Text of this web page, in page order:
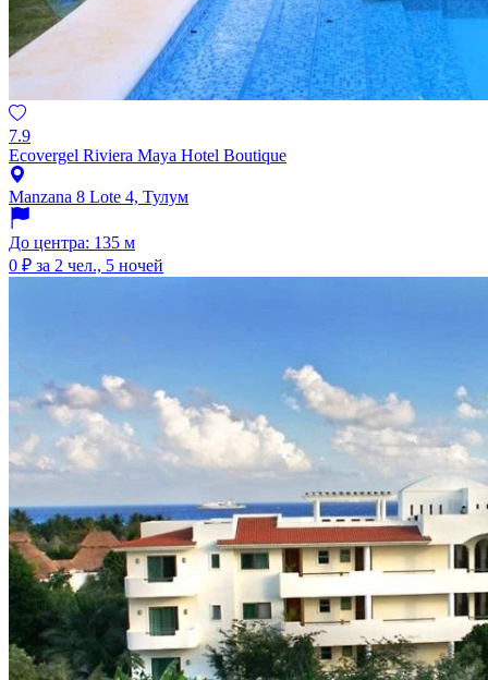
7.9
Ecovergel Riviera Maya Hotel Boutique
Manzana 8 Lote 4, Тулум
До центра: 135 м
0 ₽ за 2 чел., 5 ночей